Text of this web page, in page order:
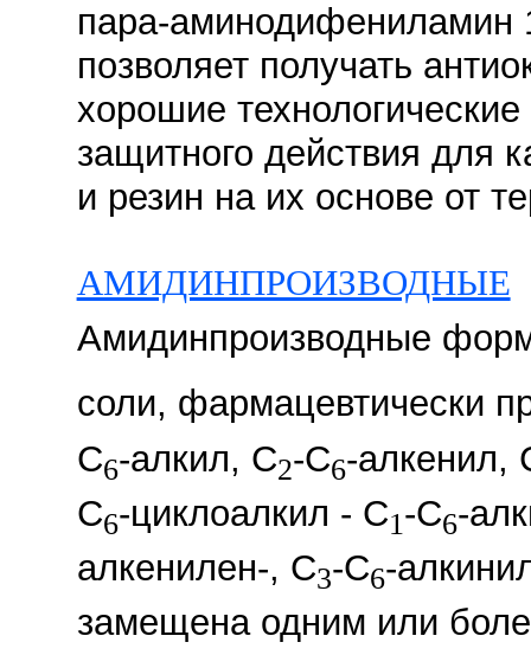
пара-аминодифениламин
позволяет получать
хорошие
защитного действия для
и резин на их основе от
АМИДИНПРОИЗВОДНЫЕ
Амидинпроизводные
соли, фармацевтически
C6-алкил, C2-C6-алкенил,
C6-циклоалкил - С1-С6-
алкенилен-, С3-С6-
замещена одним или